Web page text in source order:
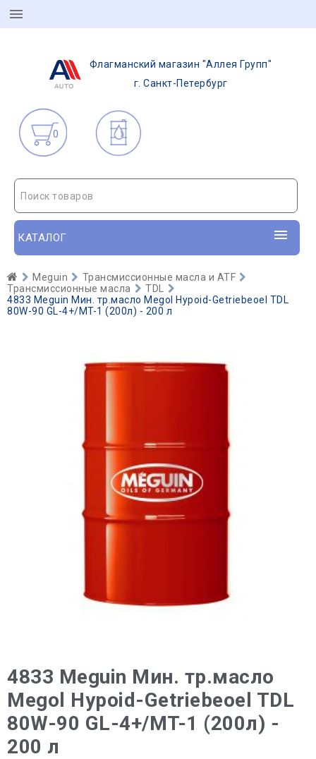
Флагманский магазин "Аллея Групп"
г. Санкт-Петербург
0
Поиск товаров
КАТАЛОГ
Meguin
Трансмиссионные масла и ATF
Трансмиссионные масла
TDL
4833 Meguin Мин. тр.масло Megol Hypoid-Getriebeoel TDL
80W-90 GL-4+/MT-1 (200л) - 200 л
4833 Meguin Мин. тр.масло
Megol Hypoid-Getriebeoel TDL
80W-90 GL-4+/MT-1 (200л) -
200 л